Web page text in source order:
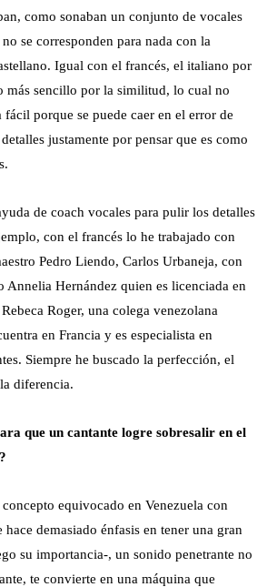
como sonaban un conjunto de vocales
se corresponden para nada con la
Igual con el francés, el italiano por
más sencillo por la similitud, lo cual no
fácil porque se puede caer en el error de
justamente por pensar que es como
de coach vocales para pulir los detalles
con el francés lo he trabajado con
Pedro Liendo, Carlos Urbaneja, con
Annelia Hernández quien es licenciada en
Roger, una colega venezolana
en Francia y es especialista en
Siempre he buscado la perfección, el
diferencia.
que un cantante logre sobresalir en el
equivocado en Venezuela con
hace demasiado énfasis en tener una gran
su importancia-, un sonido penetrante no
te convierte en una máquina que